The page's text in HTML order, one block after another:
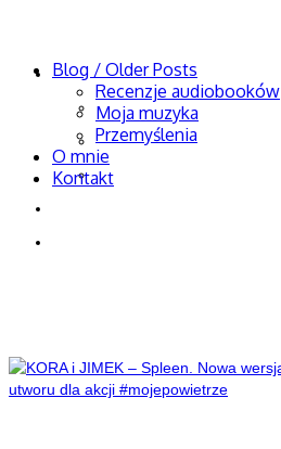
Blog / Older Posts
Recenzje audiobooków
Moja muzyka
Przemyślenia
Blog / Older Posts
Recenzje audiobooków
Moja muzyka
Przemyślenia
O mnie
Kontakt